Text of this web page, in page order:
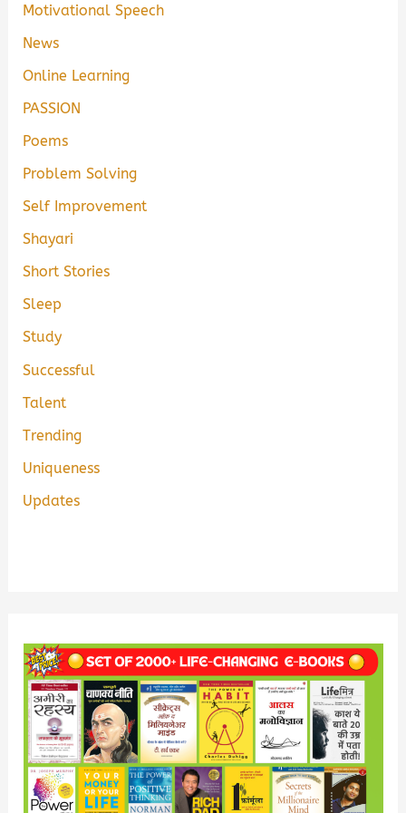
Motivational Speech
News
Online Learning
PASSION
Poems
Problem Solving
Self Improvement
Shayari
Short Stories
Sleep
Study
Successful
Talent
Trending
Uniqueness
Updates